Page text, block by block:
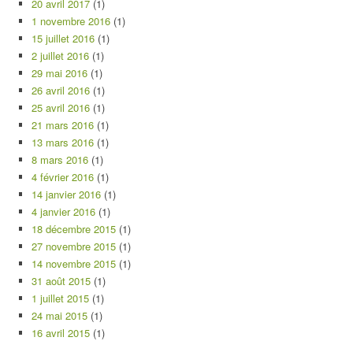
20 avril 2017 (1)
1 novembre 2016 (1)
15 juillet 2016 (1)
2 juillet 2016 (1)
29 mai 2016 (1)
26 avril 2016 (1)
25 avril 2016 (1)
21 mars 2016 (1)
13 mars 2016 (1)
8 mars 2016 (1)
4 février 2016 (1)
14 janvier 2016 (1)
4 janvier 2016 (1)
18 décembre 2015 (1)
27 novembre 2015 (1)
14 novembre 2015 (1)
31 août 2015 (1)
1 juillet 2015 (1)
24 mai 2015 (1)
16 avril 2015 (1)